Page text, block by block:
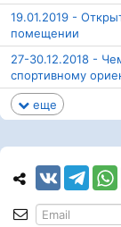
19.01.2019 -
помещении
27-30.12.2018 -
спортивному
еще